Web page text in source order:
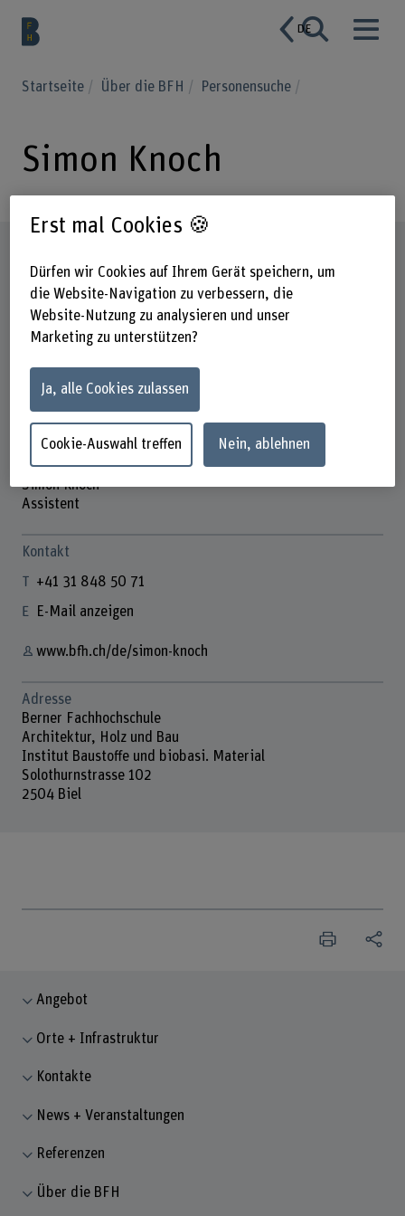
DE
Startseite Über die BFH Personensuche
Simon Knoch
Simon Knoch
Assistent
Kontakt
+41 31 848 50 71
E-Mail anzeigen
www.bfh.ch/de/simon-knoch
Adresse
Berner Fachhochschule
Architektur, Holz und Bau
Institut Baustoffe und biobasi. Material
Solothurnstrasse 102
2504 Biel
Angebot
Orte + Infrastruktur
Kontakte
News + Veranstaltungen
Referenzen
Über die BFH
Erst mal Cookies 🍪
Dürfen wir Cookies auf Ihrem Gerät speichern, um
die Website-Navigation zu verbessern, die
Website-Nutzung zu analysieren und unser
Marketing zu unterstützen?
Ja, alle Cookies zulassen
Cookie-Auswahl treffen Nein, ablehnen